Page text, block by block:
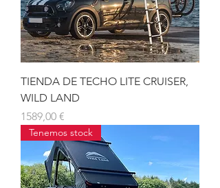
TIENDA DE TECHO LITE CRUISER,
WILD LAND
Precio
1589,00 €
Tenemos stock